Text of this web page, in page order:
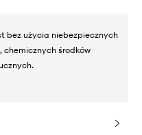
bez użycia niebezpiecznych
środków